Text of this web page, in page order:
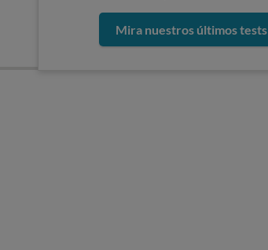
Mira nuestros últimos tests